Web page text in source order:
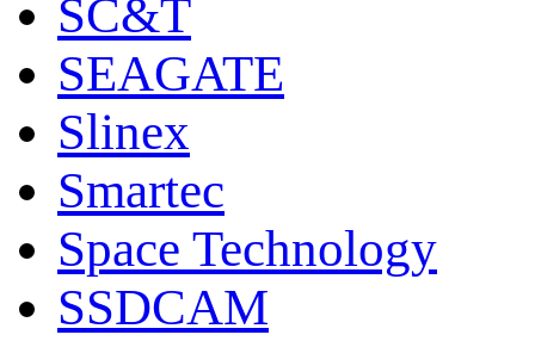
SC&T
SEAGATE
Slinex
Smartec
Space Technology
SSDCAM